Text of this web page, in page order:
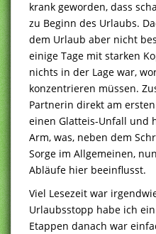
krank geworden, dass
zu Beginn des Urlaubs.
dem Urlaub aber nicht
einige Tage mit starken
nichts in der Lage war,
konzentrieren müssen.
Partnerin direkt am
einen Glatteis-Unfall und
Arm, was, neben dem
Sorge im Allgemeinen,
Abläufe hier beeinflusst.
Viel Lesezeit war
Urlaubsstopp habe ich
Etappen danach war